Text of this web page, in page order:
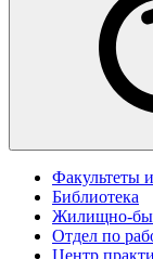
Факультеты
Библиотека
Жилищно-
Отдел по